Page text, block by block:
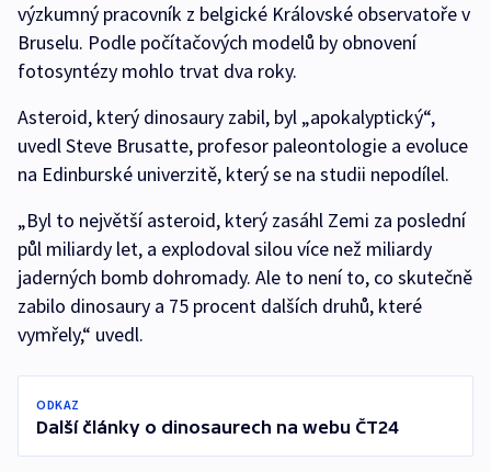
výzkumný pracovník z belgické Královské observatoře v
Bruselu. Podle počítačových modelů by obnovení
fotosyntézy mohlo trvat dva roky.
Asteroid, který dinosaury zabil, byl „apokalyptický“,
uvedl Steve Brusatte, profesor paleontologie a evoluce
na Edinburské univerzitě, který se na studii nepodílel.
„Byl to největší asteroid, který zasáhl Zemi za poslední
půl miliardy let, a explodoval silou více než miliardy
jaderných bomb dohromady. Ale to není to, co skutečně
zabilo dinosaury a 75 procent dalších druhů, které
vymřely,“ uvedl.
ODKAZ
Další články o dinosaurech na webu ČT24